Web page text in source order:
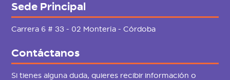
Sede Principal
Carrera 6 # 33 - 02 Montería - Córdoba
Contáctanos
Si tienes alguna duda, quieres recibir información o